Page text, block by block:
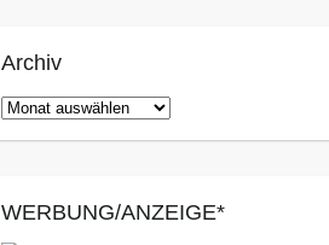
Archiv
Archiv
WERBUNG/ANZEIGE*